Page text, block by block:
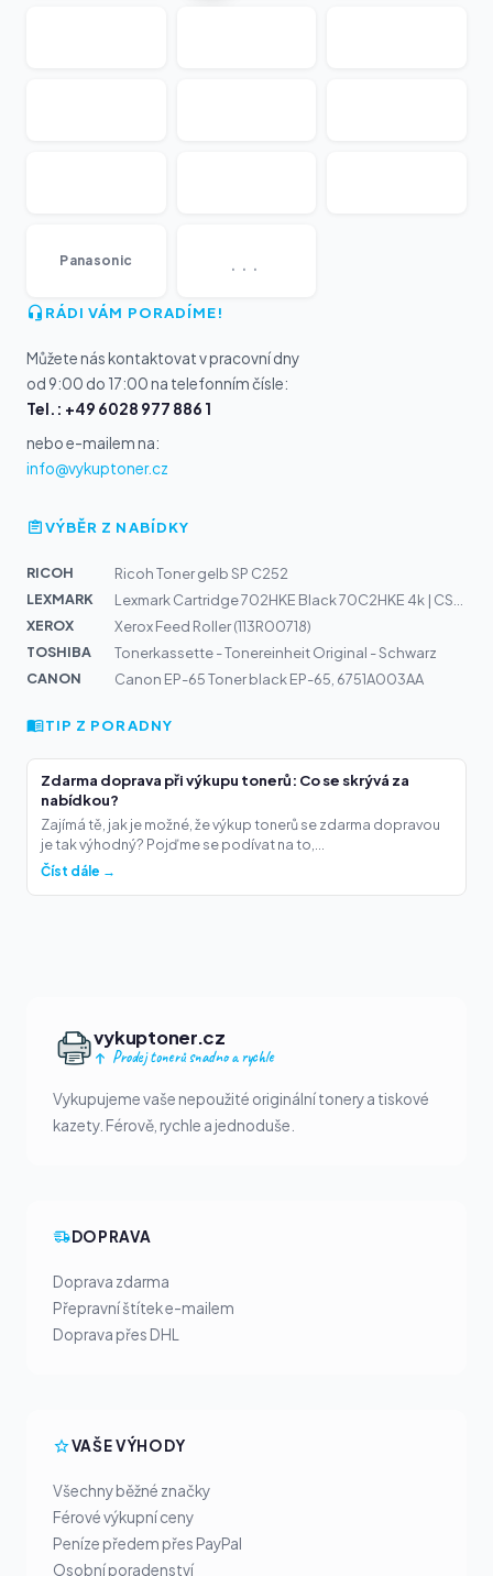
Panasonic ...
RÁDI VÁM PORADÍME!
Můžete nás kontaktovat v pracovní dny
od 9:00 do 17:00 na telefonním čísle:
Tel.: +49 6028 977 886 1
nebo e-mailem na:
info@vykuptoner.cz
VÝBĚR Z NABÍDKY
RICOH
Ricoh Toner gelb SP C252
LEXMARK
XEROX
Xerox Feed Roller (113R00718)
TOSHIBA
Tonerkassette - Tonereinheit Original - Schwarz
CANON
Canon EP-65 Toner black EP-65, 6751A003AA
TIP Z PORADNY
Zdarma doprava při výkupu tonerů: Co se skrývá za
nabídkou?
Zajímá tě, jak je možné, že výkup tonerů se zdarma dopravou
je tak výhodný? Pojďme se podívat na to,...
Číst dále →
vykuptoner.cz
Prodej tonerů snadno a rychle
Vykupujeme vaše nepoužité originální tonery a tiskové
kazety. Férově, rychle a jednoduše.
DOPRAVA
Doprava zdarma
Přepravní štítek e-mailem
Doprava přes DHL
VAŠE VÝHODY
Všechny běžné značky
Férové výkupní ceny
Peníze předem přes PayPal
Osobní poradenství